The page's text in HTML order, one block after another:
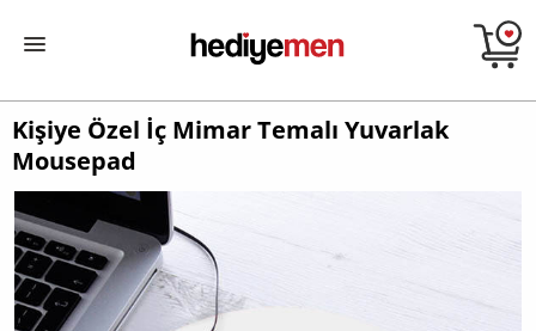
Kişiye Özel İç Mimar Temalı Yuvarlak
Mousepad